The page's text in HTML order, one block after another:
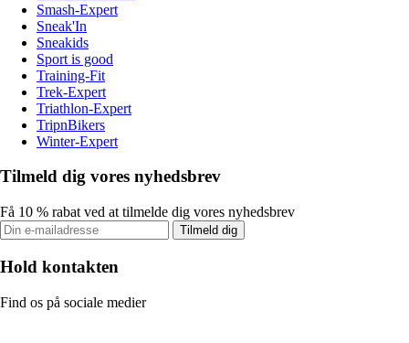
Smash-Expert
Sneak'In
Sneakids
Sport is good
Training-Fit
Trek-Expert
Triathlon-Expert
TripnBikers
Winter-Expert
Tilmeld dig vores nyhedsbrev
Få 10 % rabat ved at tilmelde dig vores nyhedsbrev
Tilmeld dig
Hold kontakten
Find os på sociale medier